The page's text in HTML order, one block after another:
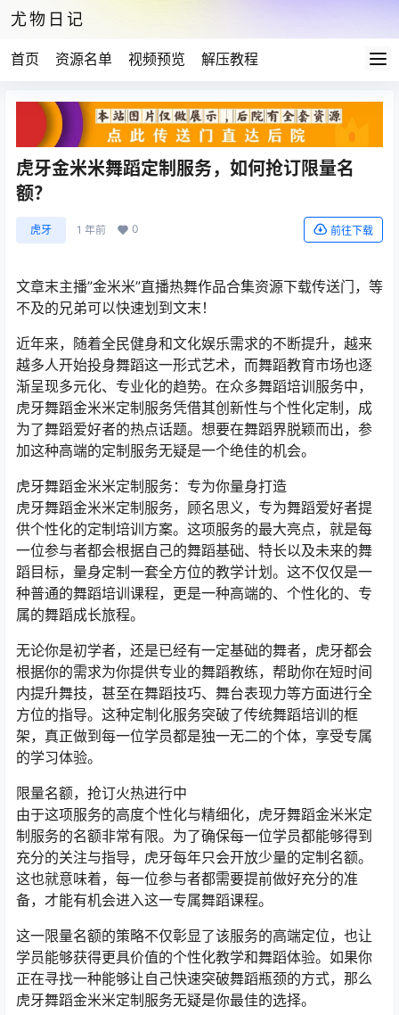
尤物日记
首页 资源名单 视频预览 解压教程
虎牙金米米舞蹈定制服务，如何抢订限量名
额？
虎牙 1 年前 0 前往下载
文章末主播”金米米”直播热舞作品合集资源下载传送门，等
不及的兄弟可以快速划到文末！
近年来，随着全民健身和文化娱乐需求的不断提升，越来
越多人开始投身舞蹈这一形式艺术，而舞蹈教育市场也逐
渐呈现多元化、专业化的趋势。在众多舞蹈培训服务中，
虎牙舞蹈金米米定制服务凭借其创新性与个性化定制，成
为了舞蹈爱好者的热点话题。想要在舞蹈界脱颖而出，参
加这种高端的定制服务无疑是一个绝佳的机会。
虎牙舞蹈金米米定制服务：专为你量身打造
虎牙舞蹈金米米定制服务，顾名思义，专为舞蹈爱好者提
供个性化的定制培训方案。这项服务的最大亮点，就是每
一位参与者都会根据自己的舞蹈基础、特长以及未来的舞
蹈目标，量身定制一套全方位的教学计划。这不仅仅是一
种普通的舞蹈培训课程，更是一种高端的、个性化的、专
属的舞蹈成长旅程。
无论你是初学者，还是已经有一定基础的舞者，虎牙都会
根据你的需求为你提供专业的舞蹈教练，帮助你在短时间
内提升舞技，甚至在舞蹈技巧、舞台表现力等方面进行全
方位的指导。这种定制化服务突破了传统舞蹈培训的框
架，真正做到每一位学员都是独一无二的个体，享受专属
的学习体验。
限量名额，抢订火热进行中
由于这项服务的高度个性化与精细化，虎牙舞蹈金米米定
制服务的名额非常有限。为了确保每一位学员都能够得到
充分的关注与指导，虎牙每年只会开放少量的定制名额。
这也就意味着，每一位参与者都需要提前做好充分的准
备，才能有机会进入这一专属舞蹈课程。
这一限量名额的策略不仅彰显了该服务的高端定位，也让
学员能够获得更具价值的个性化教学和舞蹈体验。如果你
正在寻找一种能够让自己快速突破舞蹈瓶颈的方式，那么
虎牙舞蹈金米米定制服务无疑是你最佳的选择。